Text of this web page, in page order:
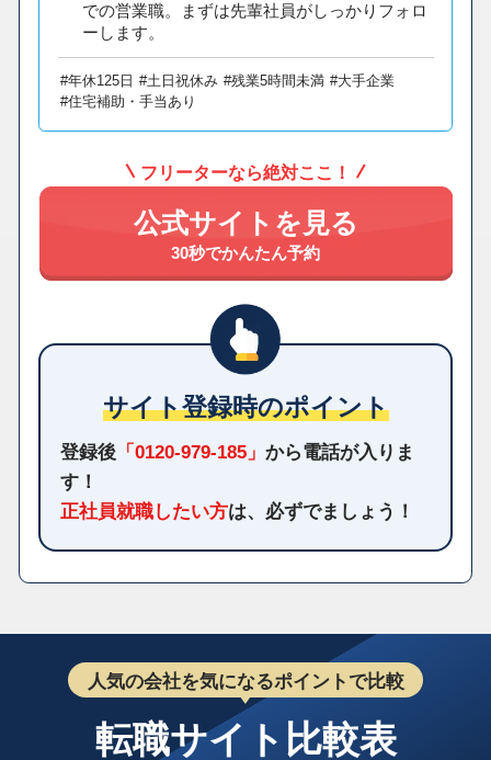
での営業職。まずは先輩社員がしっかりフォロ
ーします。
#年休125日 #土日祝休み #残業5時間未満 #大手企業
#住宅補助・手当あり
フリーターなら絶対ここ！
公式サイトを見る
30秒でかんたん予約
サイト登録時のポイント
登録後「0120-979-185」 から電話が入りま
す！
正社員就職したい方は、必ずでましょう！
人気の会社を気になるポイントで比較
転職サイト比較表